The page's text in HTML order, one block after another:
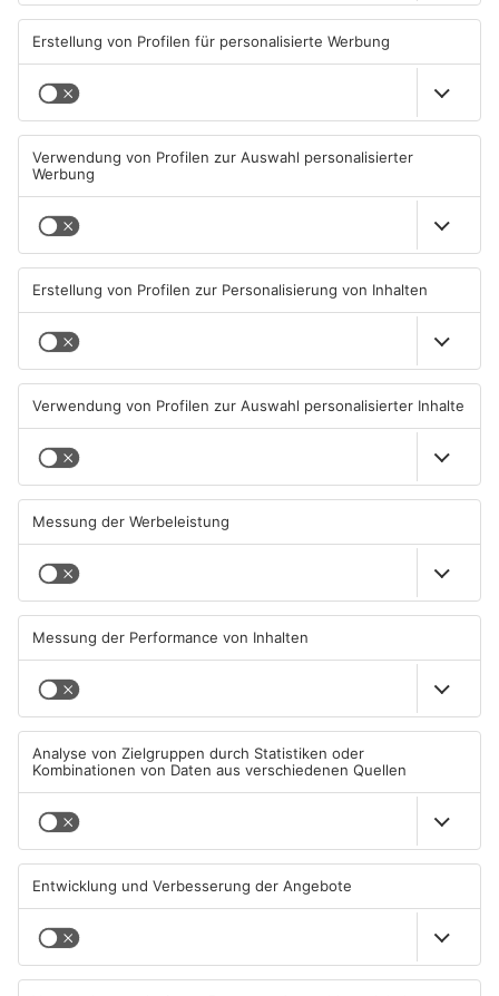
Mann schießt in Neuberg mit
Schreckschusswaffe auf
Busfahrer
07.08.2026, 07:12 UHR IN MAIN-
KINZIG-KREIS
Schwerer Unfall zwischen
Langenselbolder Dreieck und
Hanauer Kreuz
07.08.2026, 07:07 UHR IN MAIN-
KINZIG-KREIS
Ausstellung in Bruchköbel
zum Thema "Wasser im
Klimawandel"
07.08.2026, 05:00 UHR IN MAIN-
Zwei Menschen verletzt
Gute Nachrichten für Pendler
Hanau
06.08.2026, 11:33 UHR IN MAIN-
KINZIG-KREIS
Wächtersbacher
05.08.2026, 07:31 UHR IN MAIN-
KINZIG-KREIS